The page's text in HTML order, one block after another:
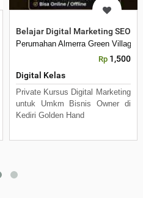
di Jawa Timur
Belajar Digital Marketing SEO
Perumahan Almerra Green Village
Rp 1,500
Digital Kelas
Private Kursus Digital Marketing
untuk Umkm Bisnis Owner di
Kediri Golden Hand